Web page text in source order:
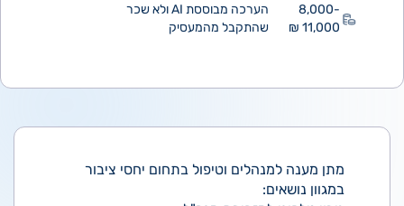
8,000-
11,000 ₪
הערכה מבוססת AI ולא שכר
שהתקבל מהמעסיק
מתן מענה למנהלים וטיפול בתחום יחסי ציבור
במגוון נושאים: